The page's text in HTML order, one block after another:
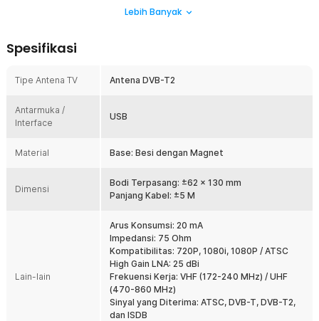
Tampilan Televisi Lebih Jernih
dBi. Dengan penguat sinyal ini, maka siaran yang ditangkap dan
Jangkauan Sinyal Hingga 24 Mil
jarak 24 Mil atau sekitar 40 km. Jadi, antena ini sangat layak dimiliki,
terlebih bagi Anda yang tinggal di daerah dengan jangkauan sinyal
Berfungsi Sebagai Penangkap Maupun Penghubung Sinyal
berbeda. Agar TV analog mendapatkan siaran TV digital harus
dipasangkan ke sebuah STB, antena ini berfungsi sebagai
STB untuk diteruskan ke TV. Sedangkan pada TV digital, antena
berfungsi sebagai penghubung sinyal.
Kelengkapan Produk
Rincian yang Anda dapatkan untuk pembelian produk ini:
1 x Taffware Antena TV Digital Indoor USB DVB-T2 25dBi - EL05
1 x Adaptor Penghubung
Lebih Banyak
Spesifikasi
Tipe Antena TV Antena DVB-T2
Antarmuka /
Interface
USB
Material Base: Besi dengan Magnet
Dimensi
Bodi Terpasang: ±62 x 130 mm
Panjang Kabel: ±5 M
Lain-lain
Arus Konsumsi: 20 mA
Impedansi: 75 Ohm
Kompatibilitas: 720P, 1080i, 1080P / ATSC
High Gain LNA: 25 dBi
Frekuensi Kerja: VHF (172-240 MHz) / UHF
(470-860 MHz)
Sinyal yang Diterima: ATSC, DVB-T, DVB-T2,
dan ISDB